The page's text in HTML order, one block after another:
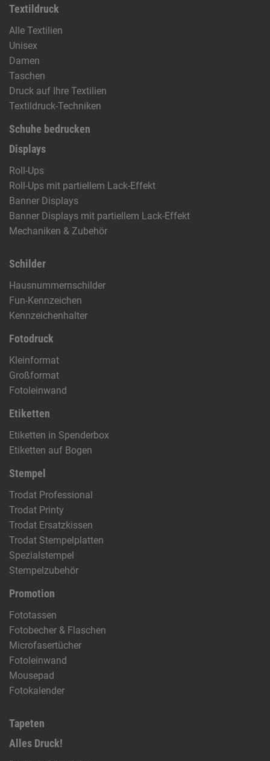
Textildruck
Alle Textilien
Unisex
Damen
Taschen
Druck auf Ihre Textilien
Textildruck-Techniken
Schuhe bedrucken
Displays
Roll-Ups
Roll-Ups mit partiellem Lack-Effekt
Banner Displays
Banner Displays mit partiellem Lack-Effekt
Mechaniken & Zubehör
Schilder
Hausnummernschilder
Fun-Kennzeichen
Kennzeichenhalter
Fotodruck
Kleinformat
Großformat
Fotoleinwand
Etiketten
Etiketten in Spenderbox
Etiketten auf Bogen
Stempel
Trodat Professional
Trodat Printy
Trodat Ersatzkissen
Trodat Stempelplatten
Spezialstempel
Stempelzubehör
Promotion
Fototassen
Fotobecher & Flaschen
Microfasertücher
Fotoleinwand
Mousepad
Fotokalender
Tapeten
Alles Druck!